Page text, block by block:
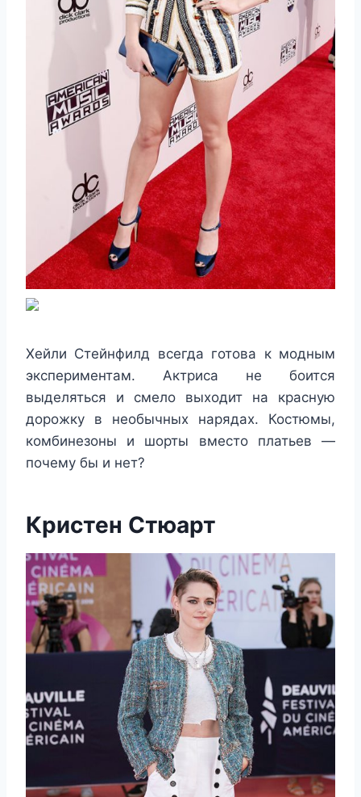
Хейли Стейнфилд всегда готова к модным
экспериментам. Актриса не боится
выделяться и смело выходит на красную
дорожку в необычных нарядах. Костюмы,
комбинезоны и шорты вместо платьев —
почему бы и нет?
Кристен Стюарт